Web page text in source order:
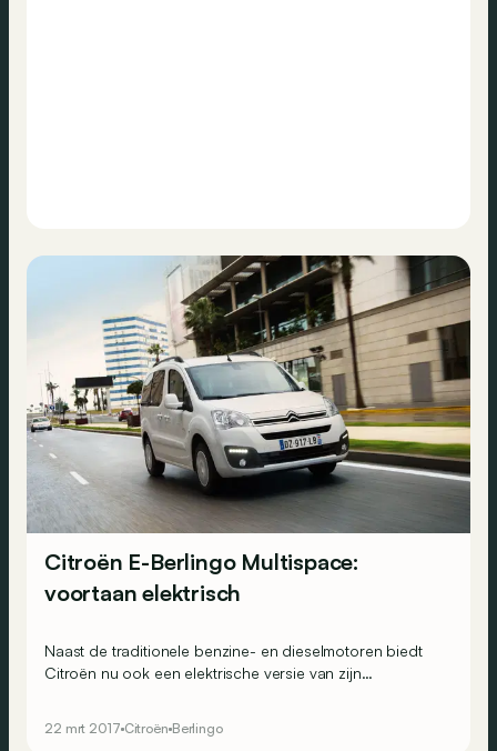
Citroën E-Berlingo Multispace:
voortaan elektrisch
Naast de traditionele benzine- en dieselmotoren biedt
Citroën nu ook een elektrische versie van zijn
het rijbereik.
22 mrt 2017 Citroën Berlingo